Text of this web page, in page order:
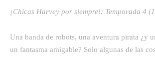
¡Chicas Harvey por siempre!: Temporada 4
Una banda de robots, una aventura pirata ¿y
un fantasma amigable? Solo algunas de las